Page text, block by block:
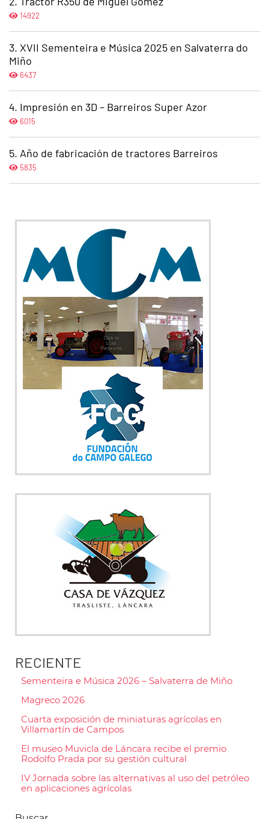
14922
XVII Sementeira e Música 2025 en Salvaterra do
Miño
6437
Impresión en 3D – Barreiros Super Azor
6015
Año de fabricación de tractores Barreiros
5835
RECIENTE
Sementeira e Música 2026 – Salvaterra de Miño
Magreco 2026
Cuarta exposición de miniaturas agrícolas en
Villamartín de Campos
El museo Muvicla de Láncara recibe el premio
Rodolfo Prada por su gestión cultural
IV Jornada sobre las alternativas al uso del petróleo
en aplicaciones agrícolas